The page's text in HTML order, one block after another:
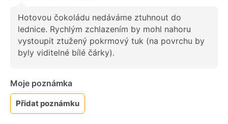
Hotovou čokoládu nedáváme ztuhnout do
lednice. Rychlým zchlazením by mohl nahoru
vystoupit ztužený pokrmový tuk (na povrchu by
byly viditelné bílé čárky).
Moje poznámka
Přidat poznámku